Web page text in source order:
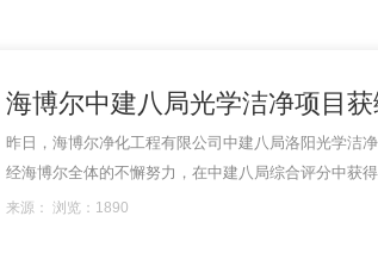
海博尔中建八局光学洁净项目获
昨日，海博尔净化工程有限公司中建八局洛阳光学洁
经海博尔全体的不懈努力，在中建八局综合评分中获
工管理方面，海博尔展现出了高度的专业性和严谨性
来源： 浏览：1890